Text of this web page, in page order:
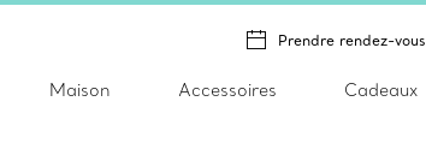
Prendre rendez-vous
Maison Accessoires Cadeaux